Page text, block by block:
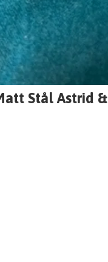
Stål Astrid &